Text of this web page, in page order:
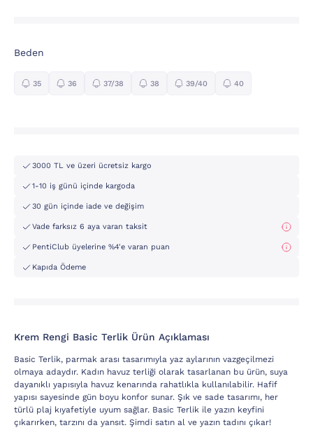
Beden
35 36 37/38 38 39/40 40
3000 TL ve üzeri ücretsiz kargo
1-10 iş günü içinde kargoda
30 gün içinde iade ve değişim
Vade farksız 6 aya varan taksit
PentiClub üyelerine %4'e varan puan
Kapıda Ödeme
Krem Rengi Basic Terlik Ürün Açıklaması
Basic Terlik, parmak arası tasarımıyla yaz aylarının vazgeçilmezi
olmaya adaydır. Kadın havuz terliği olarak tasarlanan bu ürün, suya
dayanıklı yapısıyla havuz kenarında rahatlıkla kullanılabilir. Hafif
yapısı sayesinde gün boyu konfor sunar. Şık ve sade tasarımı, her
türlü plaj kıyafetiyle uyum sağlar. Basic Terlik ile yazın keyfini
çıkarırken, tarzını da yansıt. Şimdi satın al ve yazın tadını çıkar!